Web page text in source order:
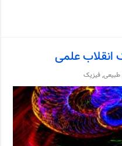
انقلاب علمی
طبیعی,فیزیک